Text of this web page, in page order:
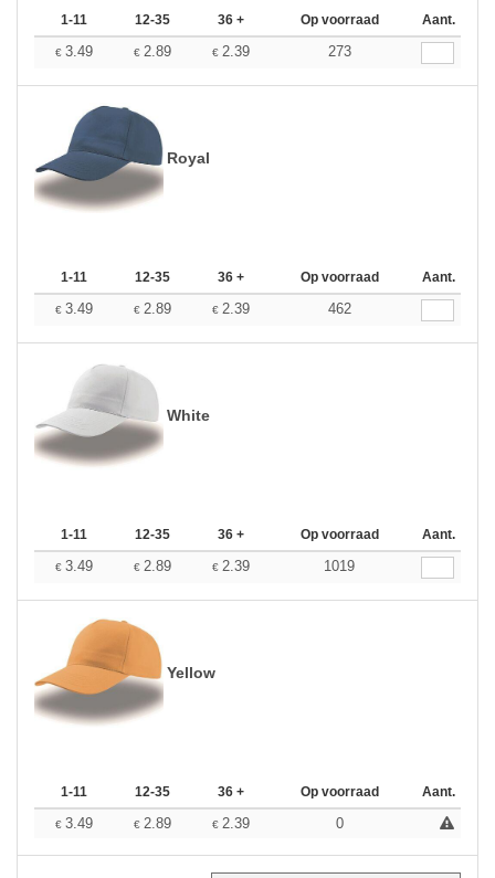
1-11 12-35 36 + Op voorraad Aant.
€ 3.49 € 2.89 € 2.39 273
Royal
1-11 12-35 36 + Op voorraad Aant.
€ 3.49 € 2.89 € 2.39 462
White
1-11 12-35 36 + Op voorraad Aant.
€ 3.49 € 2.89 € 2.39 1019
Yellow
1-11 12-35 36 + Op voorraad Aant.
€ 3.49 € 2.89 € 2.39 0